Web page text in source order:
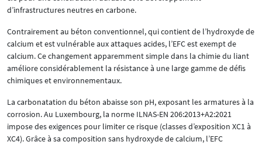
d’infrastructures neutres en carbone.
Contrairement au béton conventionnel, qui contient de l’hydroxyde de
calcium et est vulnérable aux attaques acides, l’EFC est exempt de
calcium. Ce changement apparemment simple dans la chimie du liant
améliore considérablement la résistance à une large gamme de défis
chimiques et environnementaux.
La carbonatation du béton abaisse son pH, exposant les armatures à la
corrosion. Au Luxembourg, la norme ILNAS-EN 206:2013+A2:2021
impose des exigences pour limiter ce risque (classes d’exposition XC1 à
XC4). Grâce à sa composition sans hydroxyde de calcium, l’EFC